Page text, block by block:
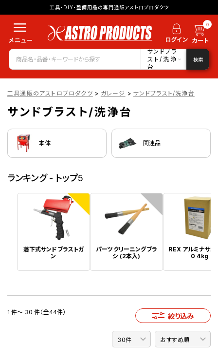
工具・DIY・整備用品の専門通販アストロプロダクツ
0
サンドブラ
スト/洗浄
台
検索
工具通販のアストロプロダクツ > ガレージ > サンドブラスト/洗浄台
サンドブラスト/洗浄台
本体 関連品
ランキング - トップ5
1
落下式サンドブラストガ
ン
2
パーツクリーニングブラ
シ (2本入)
REX アルミナサ
0 4kg
1 件～ 30 件（全44件） 絞り込み